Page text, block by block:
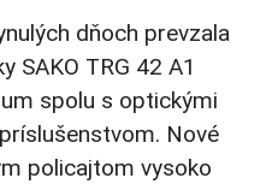
dňoch prevzala
SAKO TRG 42 A1
spolu s optickými
Nové
policajtom vysoko